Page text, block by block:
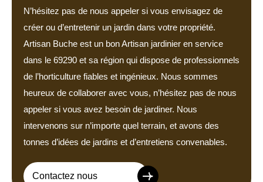
N’hésitez pas de nous appeler si vous envisagez de
créer ou d’entretenir un jardin dans votre propriété.
Artisan Buche est un bon Artisan jardinier en service
dans le 69290 et sa région qui dispose de professionnels
de l’horticulture fiables et ingénieux. Nous sommes
heureux de collaborer avec vous, n’hésitez pas de nous
appeler si vous avez besoin de jardiner. Nous
intervenons sur n’importe quel terrain, et avons des
tonnes d’idées de jardins et d’entretiens convenables.
Contactez nous